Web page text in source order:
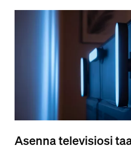
Asenna televisiosi